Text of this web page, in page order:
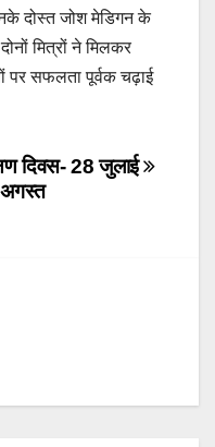
दोस्त जोश मेडिगन के
मित्रों ने मिलकर
पर सफलता पूर्वक चढ़ाई
दिवस- 28 जुलाई